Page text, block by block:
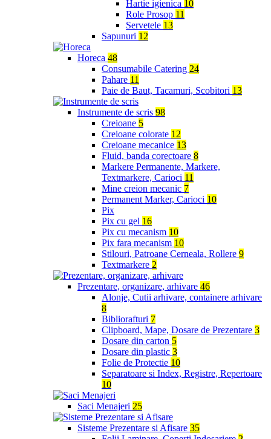
Hartie igienica 10
Role Prosop 11
Servetele 13
Sapunuri 12
Horeca 48
Consumabile Catering 24
Pahare 11
Paie de Baut, Tacamuri, Scobitori 13
Instrumente de scris 98
Creioane 5
Creioane colorate 12
Creioane mecanice 13
Fluid, banda corectoare 8
Markere Permanente, Markere,
Textmarkere, Carioci 11
Mine creion mecanic 7
Permanent Marker, Carioci 10
Pix
Pix cu gel 16
Pix cu mecanism 10
Pix fara mecanism 10
Stilouri, Patroane Cerneala, Rollere 9
Textmarkere 2
Prezentare, organizare, arhivare 46
Alonje, Cutii arhivare, containere arhivare
8
Bibliorafturi 7
Clipboard, Mape, Dosare de Prezentare 3
Dosare din carton 5
Dosare din plastic 3
Folie de Protectie 10
Separatoare si Index, Registre, Repertoare
10
Saci Menajeri 25
Sisteme Prezentare si Afisare 35